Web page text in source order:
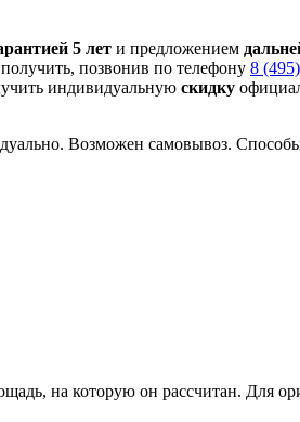
5 лет и предложением
позвонив по телефону 8
индивидуальную скидку
Возможен самовывоз.
на которую он рассчитан. Для